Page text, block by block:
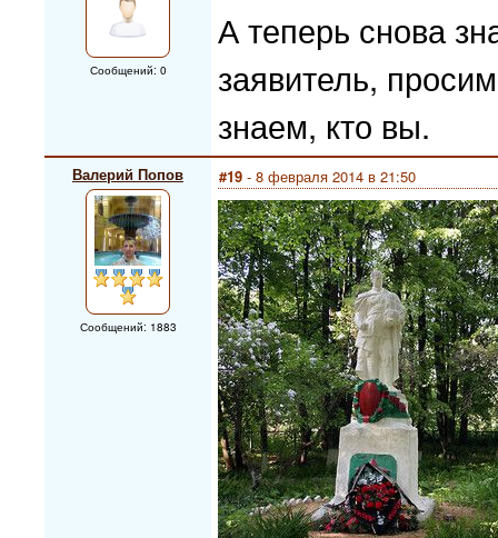
Сообщений: 0
А теперь снова
заявитель,
знаем, кто вы.
Валерий Попов
Сообщений: 1883
#19 - 8 февраля 2014 в 21:50